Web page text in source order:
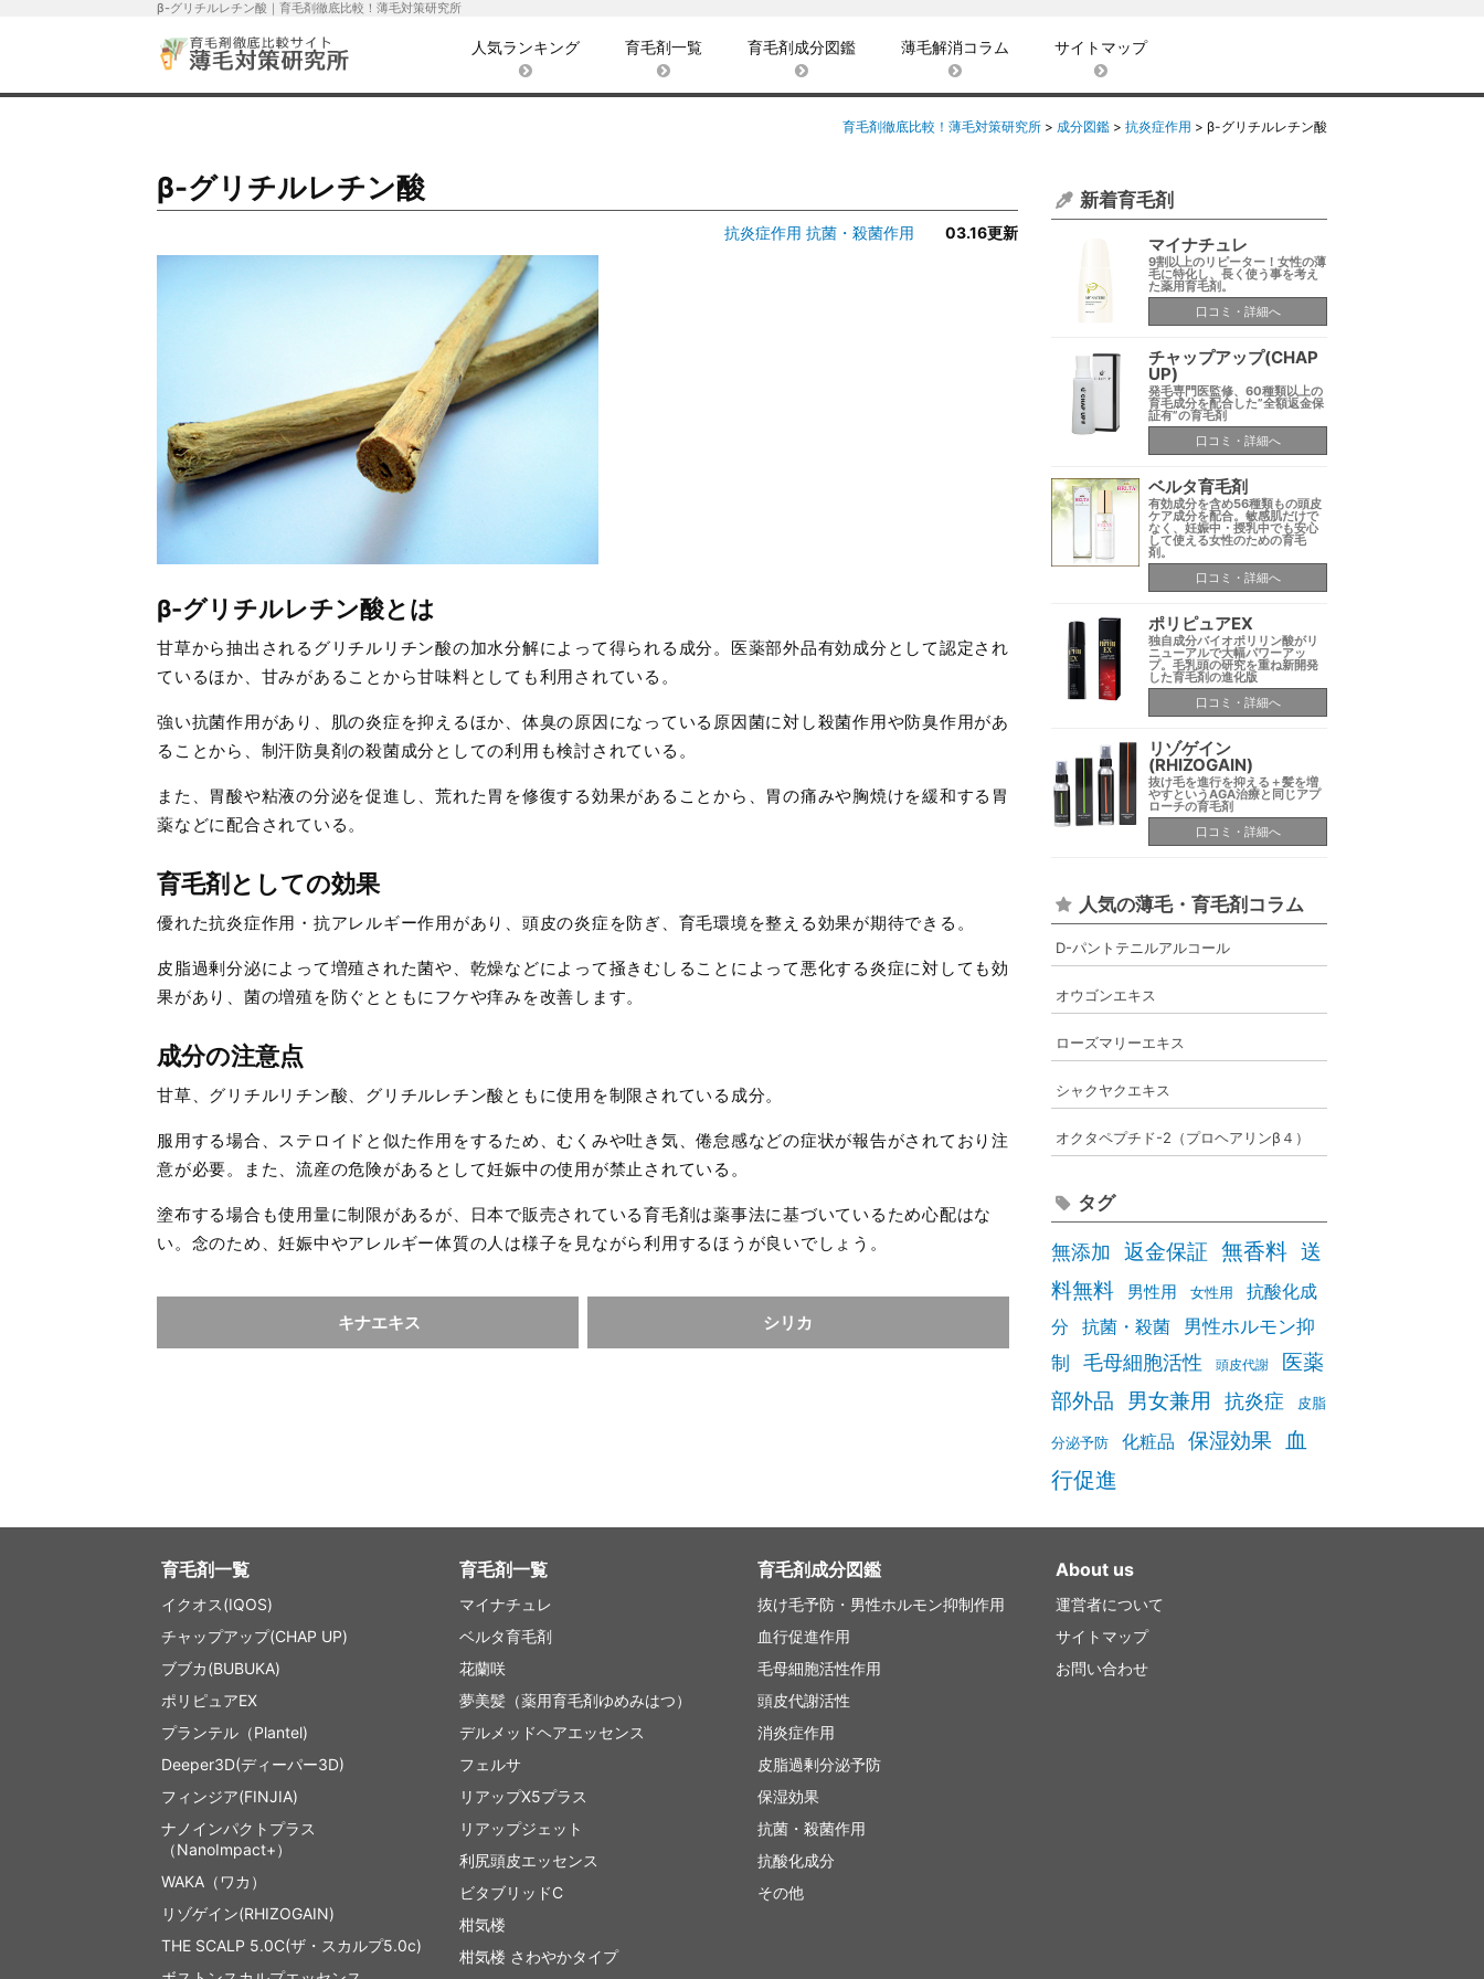
β-グリチルレチン酸｜育毛剤徹底比較！薄毛対策研究所
人気ランキング 育毛剤一覧 育毛剤成分図鑑 薄毛解消コラム サイトマップ
育毛剤徹底比較！薄毛対策研究所 > 成分図鑑 > 抗炎症作用 > β-グリチルレチン酸
β-グリチルレチン酸
抗炎症作用 抗菌・殺菌作用 03.16更新
β-グリチルレチン酸とは
甘草から抽出されるグリチルリチン酸の加水分解によって得られる成分。医薬部外品有効成分として認定され
ているほか、甘みがあることから甘味料としても利用されている。
強い抗菌作用があり、肌の炎症を抑えるほか、体臭の原因になっている原因菌に対し殺菌作用や防臭作用があ
ることから、制汗防臭剤の殺菌成分としての利用も検討されている。
また、胃酸や粘液の分泌を促進し、荒れた胃を修復する効果があることから、胃の痛みや胸焼けを緩和する胃
薬などに配合されている。
育毛剤としての効果
優れた抗炎症作用・抗アレルギー作用があり、頭皮の炎症を防ぎ、育毛環境を整える効果が期待できる。
皮脂過剰分泌によって増殖された菌や、乾燥などによって掻きむしることによって悪化する炎症に対しても効
果があり、菌の増殖を防ぐとともにフケや痒みを改善します。
成分の注意点
甘草、グリチルリチン酸、グリチルレチン酸ともに使用を制限されている成分。
服用する場合、ステロイドと似た作用をするため、むくみや吐き気、倦怠感などの症状が報告がされており注
意が必要。また、流産の危険があるとして妊娠中の使用が禁止されている。
塗布する場合も使用量に制限があるが、日本で販売されている育毛剤は薬事法に基づいているため心配はな
い。念のため、妊娠中やアレルギー体質の人は様子を見ながら利用するほうが良いでしょう。
キナエキス シリカ
新着育毛剤
マイナチュレ
9割以上のリピーター！女性の薄
毛に特化し、長く使う事を考え
た薬用育毛剤。
口コミ・詳細へ
チャップアップ(CHAP
UP)
発毛専門医監修、60種類以上の
育毛成分を配合した”全額返金保
証有”の育毛剤
口コミ・詳細へ
ベルタ育毛剤
有効成分を含め56種類もの頭皮
ケア成分を配合。敏感肌だけで
なく、妊娠中・授乳中でも安心
して使える女性のための育毛
剤。
口コミ・詳細へ
ポリピュアEX
独自成分バイオポリリン酸がリ
ニューアルで大幅パワーアッ
プ。毛乳頭の研究を重ね新開発
した育毛剤の進化版
口コミ・詳細へ
リゾゲイン
(RHIZOGAIN)
抜け毛を進行を抑える＋髪を増
やすというAGA治療と同じアプ
ローチの育毛剤
口コミ・詳細へ
人気の薄毛・育毛剤コラム
D-パントテニルアルコール
オウゴンエキス
ローズマリーエキス
シャクヤクエキス
オクタペプチド-2（プロヘアリンβ４）
タグ
無添加 返金保証 無香料 送
料無料
男性用 女性用
抗酸化成
分
抗菌・殺菌
男性ホルモン抑
制
毛母細胞活性 頭皮代謝
医薬
部外品 男女兼用 抗炎症 皮脂
分泌予防 化粧品 保湿効果
血
行促進
育毛剤一覧
イクオス(IQOS)
チャップアップ(CHAP UP)
ブブカ(BUBUKA)
ポリピュアEX
プランテル（Plantel)
Deeper3D(ディーパー3D)
フィンジア(FINJIA)
ナノインパクトプラス
（NanoImpact+）
WAKA（ワカ）
リゾゲイン(RHIZOGAIN)
THE SCALP 5.0C(ザ・スカルプ5.0c)
育毛剤一覧
マイナチュレ
ベルタ育毛剤
花蘭咲
夢美髪（薬用育毛剤ゆめみはつ）
デルメッドヘアエッセンス
フェルサ
リアップX5プラス
リアップジェット
利尻頭皮エッセンス
ビタブリッドC
柑気楼
柑気楼 さわやかタイプ
育毛剤成分図鑑
抜け毛予防・男性ホルモン抑制作用
血行促進作用
毛母細胞活性作用
頭皮代謝活性
消炎症作用
皮脂過剰分泌予防
保湿効果
抗菌・殺菌作用
抗酸化成分
その他
About us
運営者について
サイトマップ
お問い合わせ